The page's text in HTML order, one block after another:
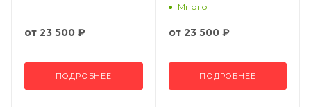
от 23 500 ₽
ПОДРОБНЕЕ
Много
от 23 500 ₽
ПОДРОБНЕЕ